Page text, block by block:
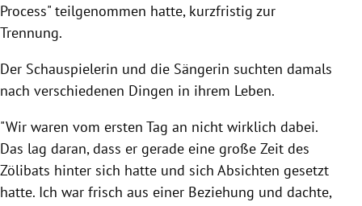
Process" teilgenommen hatte, kurzfristig zur
Trennung.
Der Schauspielerin und die Sängerin suchten damals
nach verschiedenen Dingen in ihrem Leben.
"Wir waren vom ersten Tag an nicht wirklich dabei.
Das lag daran, dass er gerade eine große Zeit des
Zölibats hinter sich hatte und sich Absichten gesetzt
hatte. Ich war frisch aus einer Beziehung und dachte,